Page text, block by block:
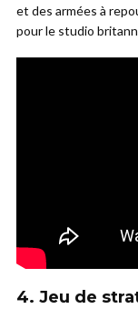
et des armées à
pour le studio
4. Jeu de